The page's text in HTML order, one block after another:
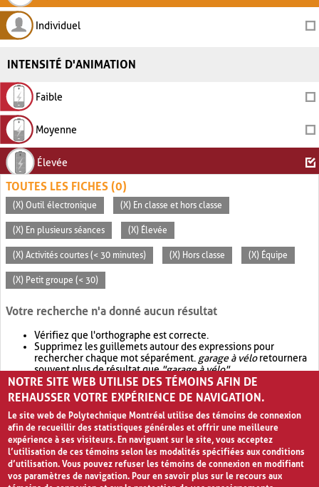
Individuel
INTENSITÉ D'ANIMATION
Faible
Moyenne
Élevée
TOUTES LES FICHES (0)
(X) Outil électronique (X) En classe et hors classe
(X) En plusieurs séances (X) Élevée
(X) Activités courtes (< 30 minutes) (X) Hors classe (X) Équipe
(X) Petit groupe (< 30)
Votre recherche n'a donné aucun résultat
Vérifiez que l'orthographe est correcte.
Supprimez les guillemets autour des expressions pour
rechercher chaque mot séparément. garage à véloretournera
souvent plus de résultat que"garage à vélo".
Envisagez d'élargir votre recherche avec OR.garage OR vélo
retournera souvent plus de résultat quegarage à vélo
NOTRE SITE WEB UTILISE DES TÉMOINS AFIN DE
REHAUSSER VOTRE EXPÉRIENCE DE NAVIGATION.
Le site web de Polytechnique Montréal utilise des témoins de connexion
afin de recueillir des statistiques générales et offrir une meilleure
expérience à ses visiteurs. En naviguant sur le site, vous acceptez
l’utilisation de ces témoins selon les modalités spécifiées aux conditions
d’utilisation. Vous pouvez refuser les témoins de connexion en modifiant
vos paramètres de navigation. Pour en savoir plus sur le recours aux